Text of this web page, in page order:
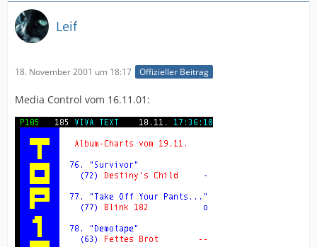
Leif
18. November 2001 um 18:17 Offizieller Beitrag
Media Control vom 16.11.01: